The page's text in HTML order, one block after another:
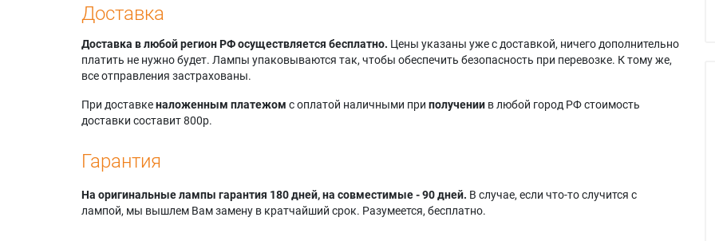
Доставка
Доставка в любой регион РФ осуществляется бесплатно. Цены указаны уже с доставкой, ничего дополнительно
платить не нужно будет. Лампы упаковываются так, чтобы обеспечить безопасность при перевозке. К тому же,
все отправления застрахованы.
При доставкеналоженным платежом с оплатой наличными при получении в любой город РФ стоимость
доставки составит 800р.
Гарантия
На оригинальные лампы гарантия 180 дней, на совместимые - 90 дней. В случае, если что-то случится с
лампой, мы вышлем Вам замену в кратчайший срок. Разумеется, бесплатно.